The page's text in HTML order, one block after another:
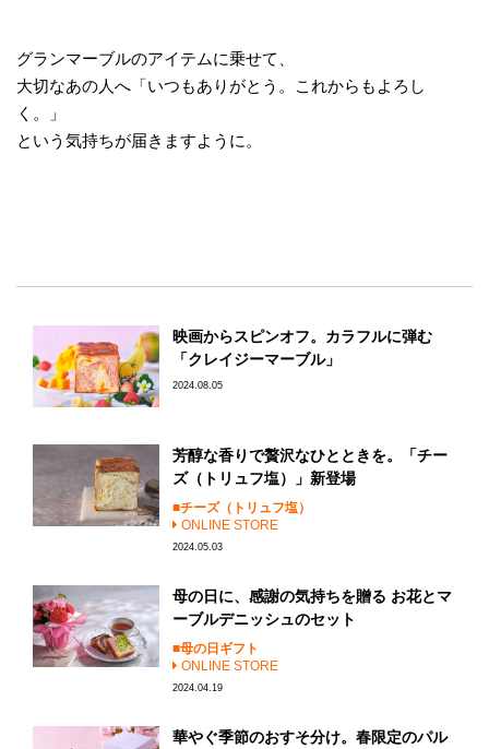
グランマーブルのアイテムに乗せて、
大切なあの人へ「いつもありがとう。これからもよろし
く。」
という気持ちが届きますように。
映画からスピンオフ。カラフルに弾む
「クレイジーマーブル」
2024.08.05
芳醇な香りで贅沢なひとときを。「チー
ズ（トリュフ塩）」新登場
チーズ（トリュフ塩）
ONLINE STORE
2024.05.03
母の日に、感謝の気持ちを贈る お花とマ
ーブルデニッシュのセット
母の日ギフト
ONLINE STORE
2024.04.19
華やぐ季節のおすそ分け。春限定のパル